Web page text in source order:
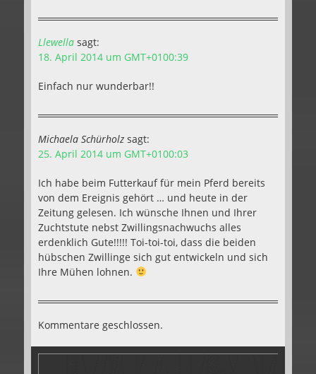
Llewella sagt:
18. April 2014 um GMT+0100:39
Einfach nur wunderbar!!
Michaela Schürholz sagt:
25. April 2014 um GMT+0100:03
Ich habe beim Futterkauf für mein Pferd bereits
von dem Ereignis gehört … und heute in der
Zeitung gelesen. Ich wünsche Ihnen und Ihrer
Zuchtstute nebst Zwillingsnachwuchs alles
erdenklich Gute!!!!! Toi-toi-toi, dass die beiden
hübschen Zwillinge sich gut entwickeln und sich
Ihre Mühen lohnen.
Kommentare geschlossen.